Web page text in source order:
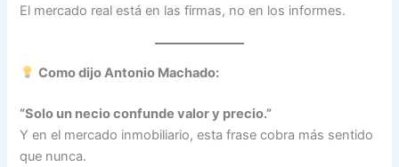
El mercado real está en las firmas, no en los informes.
Como dijo Antonio Machado:
“Solo un necio confunde valor y precio.”
Y en el mercado inmobiliario, esta frase cobra más sentido
que nunca.